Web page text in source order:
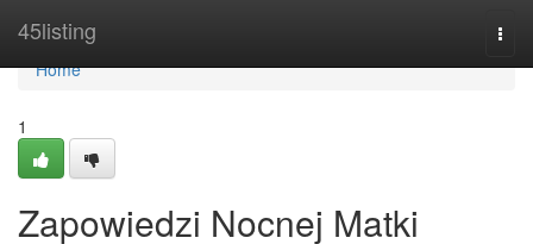
45listing
Home
Home
1
Zapowiedzi Nocnej Matki